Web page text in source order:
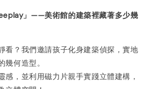
」——美術館的建築裡藏著多少幾
看？我們邀請孩子化身建築偵探，實地
幾何造型。
感，並利用磁力片親手實踐立體建構，